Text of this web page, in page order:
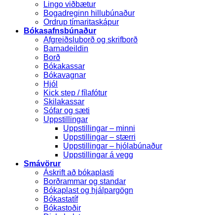
Lingo viðbætur
Bogadreginn hillubúnaður
Ordrup tímaritaskápur
Bókasafnsbúnaður
Afgreiðsluborð og skrifborð
Barnadeildin
Borð
Bókakassar
Bókavagnar
Hjól
Kick step / fílafótur
Skilakassar
Sófar og sæti
Uppstillingar
Uppstillingar – minni
Uppstillingar – stærri
Uppstillingar – hjólabúnaður
Uppstillingar á vegg
Smávörur
Áskrift að bókaplasti
Borðrammar og standar
Bókaplast og hjálpargögn
Bókastatíf
Bókastoðir